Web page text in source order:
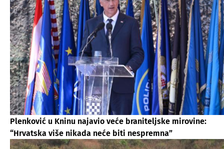
Plenković u Kninu najavio veće braniteljske mirovine:
“Hrvatska više nikada neće biti nespremna”